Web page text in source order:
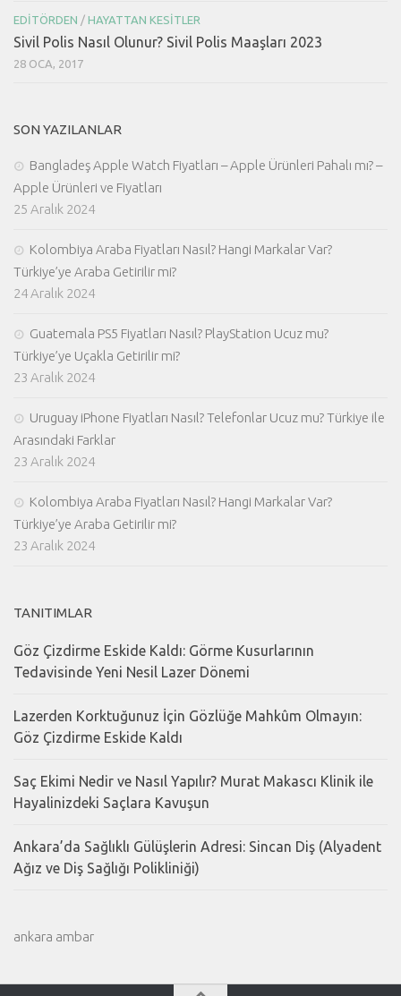
EDITÖRDEN / HAYATTAN KESITLER
Sivil Polis Nasıl Olunur? Sivil Polis Maaşları 2023
28 OCA, 2017
SON YAZILANLAR
Bangladeş Apple Watch Fiyatları – Apple Ürünleri Pahalı mı? –
Apple Ürünleri ve Fiyatları
25 Aralık 2024
Kolombiya Araba Fiyatları Nasıl? Hangi Markalar Var?
Türkiye’ye Araba Getirilir mi?
24 Aralık 2024
Guatemala PS5 Fiyatları Nasıl? PlayStation Ucuz mu?
Türkiye’ye Uçakla Getirilir mi?
23 Aralık 2024
Uruguay iPhone Fiyatları Nasıl? Telefonlar Ucuz mu? Türkiye ile
Arasındaki Farklar
23 Aralık 2024
Kolombiya Araba Fiyatları Nasıl? Hangi Markalar Var?
Türkiye’ye Araba Getirilir mi?
23 Aralık 2024
TANITIMLAR
Göz Çizdirme Eskide Kaldı: Görme Kusurlarının
Tedavisinde Yeni Nesil Lazer Dönemi
Lazerden Korktuğunuz İçin Gözlüğe Mahkûm Olmayın:
Göz Çizdirme Eskide Kaldı
Saç Ekimi Nedir ve Nasıl Yapılır? Murat Makascı Klinik ile
Hayalinizdeki Saçlara Kavuşun
Ankara’da Sağlıklı Gülüşlerin Adresi: Sincan Diş (Alyadent
Ağız ve Diş Sağlığı Polikliniği)
ankara ambar